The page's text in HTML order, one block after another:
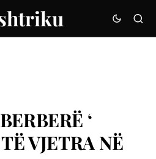
‘
VJETRA NË